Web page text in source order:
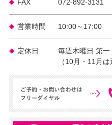
FAX 072-892-3131
営業時間 10:00～17:00
定休日
毎週木曜日 第一
（10月・11月は